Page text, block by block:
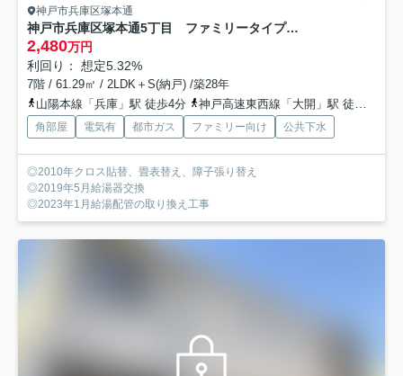
神戸市兵庫区塚本通
神戸市兵庫区塚本通5丁目 ファミリータイプ オーナーチェンジ物件
2,480万円
利回り： 想定5.32%
7階 / 61.29㎡ / 2LDK＋S(納戸) /築28年
山陽本線「兵庫」駅 徒歩4分
神戸高速東西線「大開」駅 徒歩5分
角部屋 電気有 都市ガス ファミリー向け 公共下水
◎2010年クロス貼替、畳表替え、障子張り替え
◎2019年5月給湯器交換
◎2023年1月給湯配管の取り換え工事